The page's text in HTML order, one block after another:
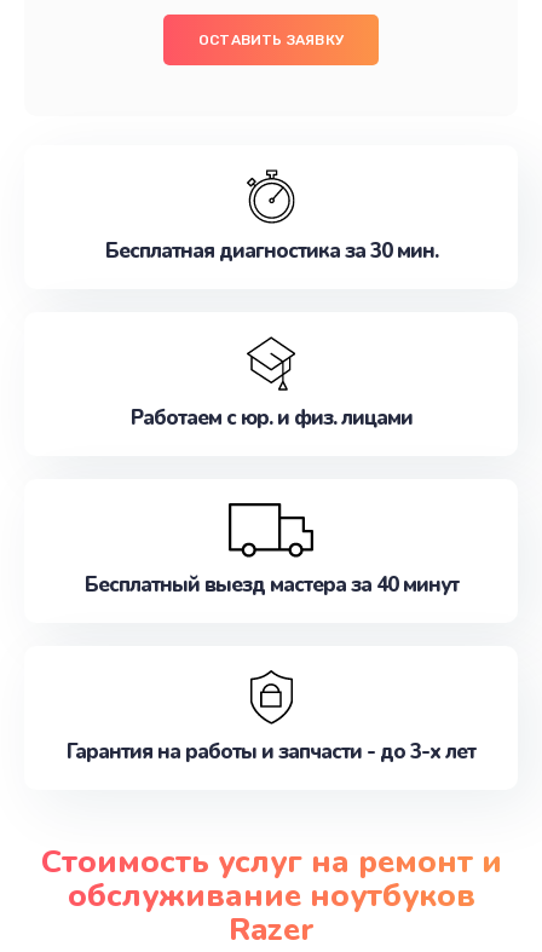
ОСТАВИТЬ ЗАЯВКУ
Бесплатная диагностика за 30 мин.
Работаем с юр. и физ. лицами
Бесплатный выезд мастера за 40 минут
Гарантия на работы и запчасти - до 3-х лет
Стоимость услуг на ремонт и
обслуживание ноутбуков
Razer